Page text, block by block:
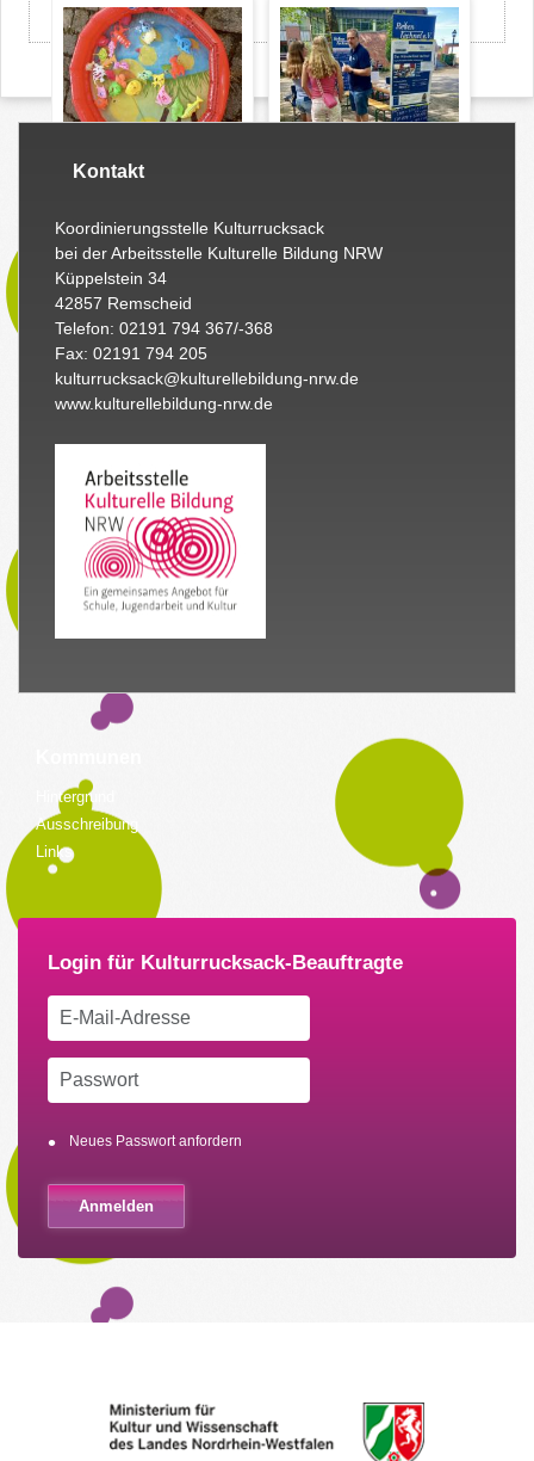
Kontakt
Koordinierungsstelle Kulturrucksack
bei der Arbeitsstelle Kulturelle Bildung NRW
Küppelstein 34
42857 Remscheid
Telefon: 02191 794 367/-368
Fax: 02191 794 205
kulturrucksack@kulturellebildung-nrw.de
www.kulturellebildung-nrw.de
Hintergrund
Ausschreibung
Links
Neues Passwort anfordern